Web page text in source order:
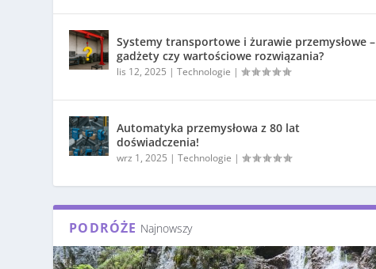
Systemy transportowe i żurawie przemysłowe –
gadżety czy wartościowe rozwiązania?
lis 12, 2025 |Technologie |
Automatyka przemysłowa z 80 lat
doświadczenia!
wrz 1, 2025 |Technologie |
PODRÓŻE Najnowszy